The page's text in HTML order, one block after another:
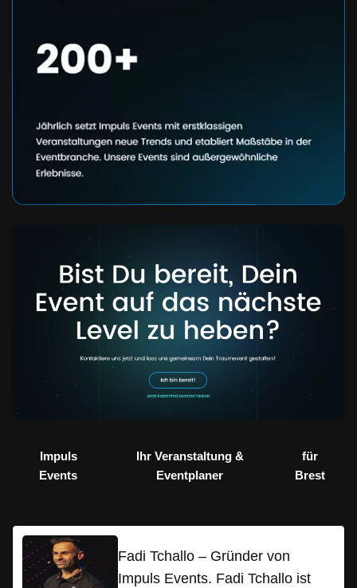
Impuls
Events
Ihr Veranstaltung &
Eventplaner
für
Brest
Fadi Tchallo – Gründer von
Impuls Events. Fadi Tchallo ist